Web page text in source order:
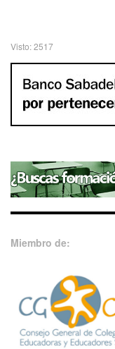
Visto: 2517
Miembro de: